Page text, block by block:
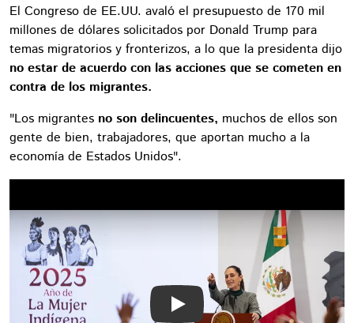
El Congreso de EE.UU. avaló el presupuesto de 170 mil
millones de dólares solicitados por Donald Trump para
temas migratorios y fronterizos, a lo que la presidenta dijo
no estar de acuerdo con las acciones que se cometen en
contra de los migrantes.
"Los migrantes no son delincuentes, muchos de ellos son
gente de bien, trabajadores, que aportan mucho a la
economía de Estados Unidos".
Play